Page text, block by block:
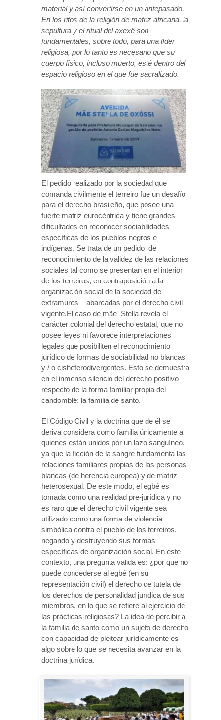
material y así convertirse en un antepasado.
En los ritos de la religión de matriz africana, la
sepultura y el ritual del axexê son
fundamentales, sobre todo, para una líder
religiosa, por lo tanto es necesario que su
cuerpo físico, incluso muerto, esté dentro del
espacio religioso en el que fue sacralizado.
El pedido realizado por la sociedad que
comanda civilmente el terreiro fue un desafío
para el derecho brasileño, que posee una
fuerte matriz eurocéntrica y tiene grandes
dificultades en reconocer sociabilidades
específicas de los pueblos negros e
indígenas. Se trata de un pedido de
reconocimiento de la validez de las relaciones
sociales tal como se presentan en el interior
de los terreiros, en contraposición a la
organización social de la sociedad de
extramuros – abarcadas por el derecho civil
vigente.El caso de mãe Stella revela el
carácter colonial del derecho estatal, que no
posee leyes ni favorece interpretaciones
legales que posibiliten el reconocimiento
jurídico de formas de sociabilidad no blancas
y / o cisheterodivergentes. Esto se demuestra
en el inmenso silencio del derecho positivo
respecto de la forma familiar propia del
candomblé: la familia de santo.
El Código Civil y la doctrina que de él se
deriva considera como familia únicamente a
quienes están unidos por un lazo sanguíneo,
ya que la ficción de la sangre fundamenta las
relaciones familiares propias de las personas
blancas (de herencia europea) y de matriz
heterosexual. De este modo, el egbé es
tomada como una realidad pre-jurídica y no
es raro que el derecho civil vigente sea
utilizado como una forma de violencia
simbólica contra el pueblo de los terreiros,
negando y destruyendo sus formas
específicas de organización social. En este
contexto, una pregunta válida es: ¿por qué no
puede concederse al egbé (en su
representación civil) el derecho de tutela de
los derechos de personalidad jurídica de sus
miembros, en lo que se refiere al ejercicio de
las prácticas religiosas? La idea de percibir a
la familia de santo como un sujeto de derecho
con capacidad de pleitear jurídicamente es
algo sobre lo que se necesita avanzar en la
doctrina jurídica.